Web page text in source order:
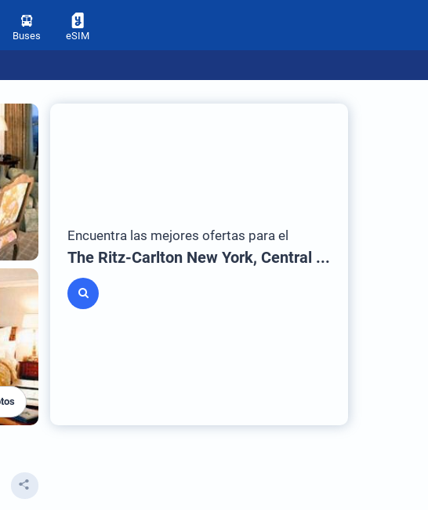
Buses eSIM
Encuentra las mejores ofertas para el
The Ritz-Carlton New York, Central Park